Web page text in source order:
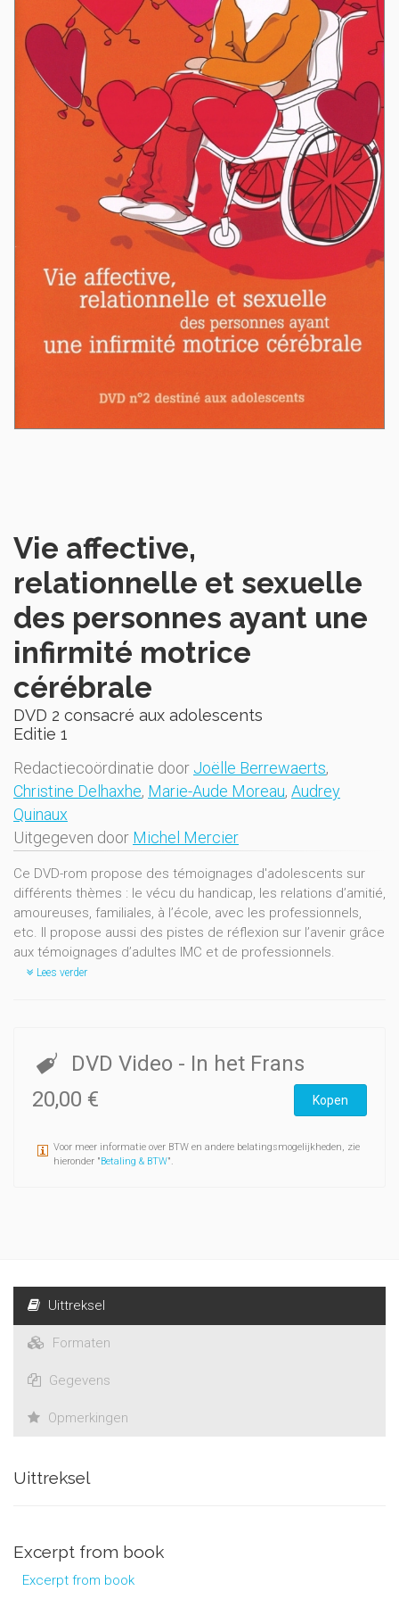
Vie affective,
relationnelle et sexuelle
des personnes ayant une
infirmité motrice
cérébrale
DVD 2 consacré aux adolescents
Editie 1
Redactiecoördinatie door Joëlle Berrewaerts,
Christine Delhaxhe, Marie-Aude Moreau, Audrey
Quinaux
Uitgegeven door Michel Mercier
Ce DVD-rom propose des témoignages d'adolescents sur
différents thèmes : le vécu du handicap, les relations d’amitié,
amoureuses, familiales, à l’école, avec les professionnels,
etc. Il propose aussi des pistes de réflexion sur l’avenir grâce
aux témoignages d’adultes IMC et de professionnels.
Lees verder
DVD Video - In het Frans
20,00 €
Kopen
Voor meer informatie over BTW en andere belatingsmogelijkheden, zie
hieronder "Betaling & BTW".
Uittreksel
Formaten
Gegevens
Opmerkingen
Uittreksel
Excerpt from book
Excerpt from book